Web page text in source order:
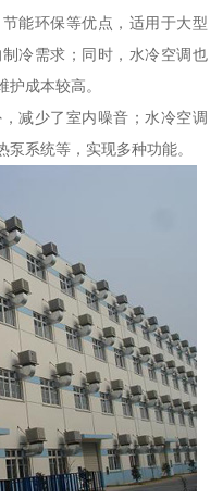
能环保等优点，适用于大型
冷需求；同时，水冷空调也
成本较高。
减少了室内噪音；水冷空调
系统等，实现多种功能。